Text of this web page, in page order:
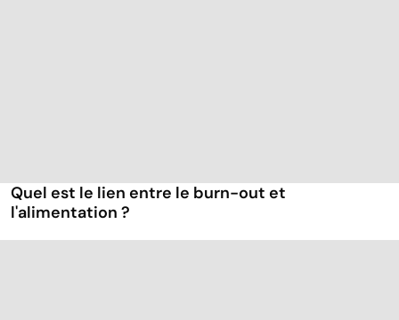
Quel est le lien entre le burn-out et
l'alimentation ?